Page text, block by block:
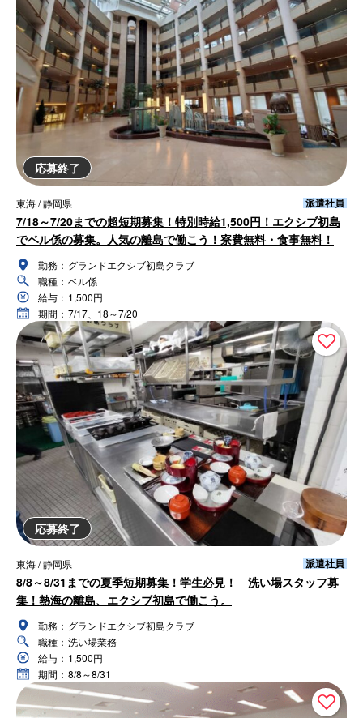
応募終了
東海 / 静岡県 派遣社員
7/18～7/20までの超短期募集！特別時給1,500円！エクシブ初島
でベル係の募集。人気の離島で働こう！寮費無料・食事無料！
勤務： グランドエクシブ初島クラブ
職種： ベル係
給与： 1,500円
期間： 7/17、18～7/20
応募終了
東海 / 静岡県 派遣社員
8/8～8/31までの夏季短期募集！学生必見！ 洗い場スタッフ募
集！熱海の離島、エクシブ初島で働こう。
勤務： グランドエクシブ初島クラブ
職種： 洗い場業務
給与： 1,500円
期間： 8/8～8/31